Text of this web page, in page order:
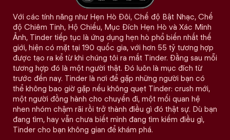
Với các tính năng như Hẹn Hò Đôi, Chế độ Bật Nhạc, Chế
độ Chiêm Tinh, Hộ Chiếu, Mục Đích Hẹn Hò và Xác Minh
Ảnh, Tinder tiếp tục là ứng dụng hẹn hò phổ biến nhất thế
giới, hiện có mặt tại 190 quốc gia, với hơn 55 tỷ tương hợp
được tạo ra kể từ khi chúng tôi ra mắt Tinder. Đằng sau mỗi
tương hợp đó là một người thật. Đó luôn là mục đích từ
trước đến nay. Tinder là nơi để gặp những người bạn có
thể không bao giờ gặp nếu không quẹt Tinder: crush mới,
một người đồng hành cho chuyến đi, một mối quan hệ
nhen nhóm chậm rãi rồi trở thành điều gì đó thật sự. Dù bạn
đang tìm, hay vẫn chưa biết mình đang tìm kiếm điều gì,
Tinder cho bạn không gian để khám phá.